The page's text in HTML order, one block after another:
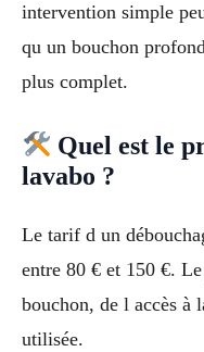
intervention simple
qu un bouchon
plus complet.
Quel est le
lavabo ?
Le tarif d un
entre 80 € et 150 €.
bouchon, de l accès à
utilisée.